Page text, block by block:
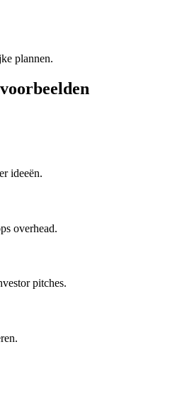
plannen.
ideeën.
overhead.
pitches.